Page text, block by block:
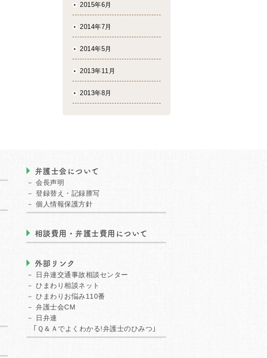
2015年6月
2014年7月
2014年5月
2013年11月
2013年8月
弁護士会について
会長声明
登録替え・記録謄写
個人情報保護方針
相談費用・弁護士費用について
外部リンク
日弁連交通事故相談センター
ひまわり相談ネット
ひまわりお悩み110番
弁護士会CM
日弁連
｢Ｑ＆Ａでよくわかる!弁護士のひみつ｣